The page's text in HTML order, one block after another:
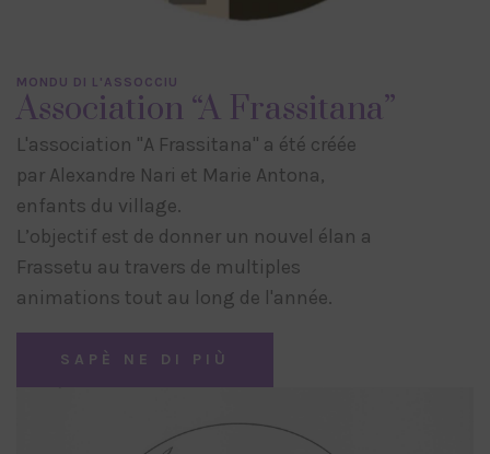
MONDU DI L'ASSOCCIU
Association “A Frassitana”
L'association "A Frassitana" a été créée
par Alexandre Nari et Marie Antona,
enfants du village.
L’objectif est de donner un nouvel élan a
Frassetu au travers de multiples
animations tout au long de l'année.
SAPÈ NE DI PIÙ